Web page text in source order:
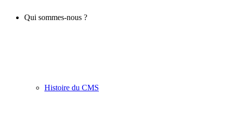
Qui sommes-nous ?
Histoire du CMS